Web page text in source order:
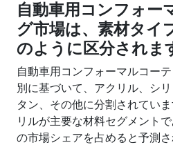
自動車用コンフォー
グ市場は、素材タイ
のように区分されま
自動車用コンフォーマルコー
別に基づいて、アクリル、シ
タン、その他に分割されてい
リルが主要な材料セグメント
の市場シェアを占めると予測さ